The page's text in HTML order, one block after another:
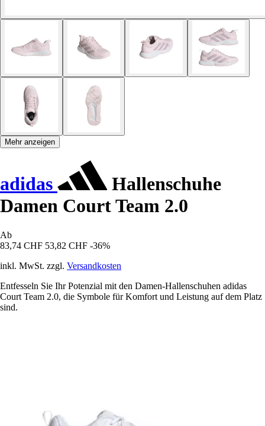
Mehr anzeigen
adidas
Hallenschuhe
Damen Court Team 2.0
Ab
83,74 CHF 53,82 CHF -36%
inkl. MwSt. zzgl. Versandkosten
Entfesseln Sie Ihr Potenzial mit den Damen-Hallenschuhen adidas
Court Team 2.0, die Symbole für Komfort und Leistung auf dem Platz
sind.